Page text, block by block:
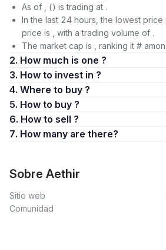
As of , () is trading at .
In the last 24 hours, the lowest price
price is , with a trading volume of .
The market cap is , ranking it #
2. How much is one ?
3. How to invest in ?
4. Where to buy ?
5. How to buy ?
6. How to sell ?
7. How many are there?
Sobre Aethir
Sitio web
Comunidad